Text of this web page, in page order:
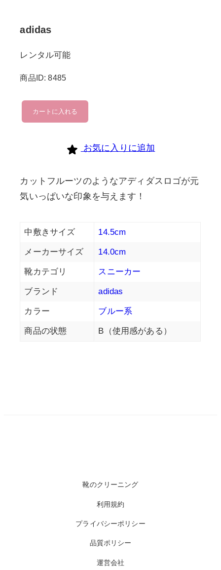
adidas
レンタル可能
商品ID: 8485
adidas
個
カートに入れる
お気に入りに追加
カットフルーツのようなアディダスロゴが元
気いっぱいな印象を与えます！
中敷きサイズ 14.5cm
メーカーサイズ 14.0cm
靴カテゴリ スニーカー
ブランド adidas
カラー ブルー系
商品の状態 B（使用感がある）
靴のクリーニング
利用規約
プライバシーポリシー
品質ポリシー
運営会社